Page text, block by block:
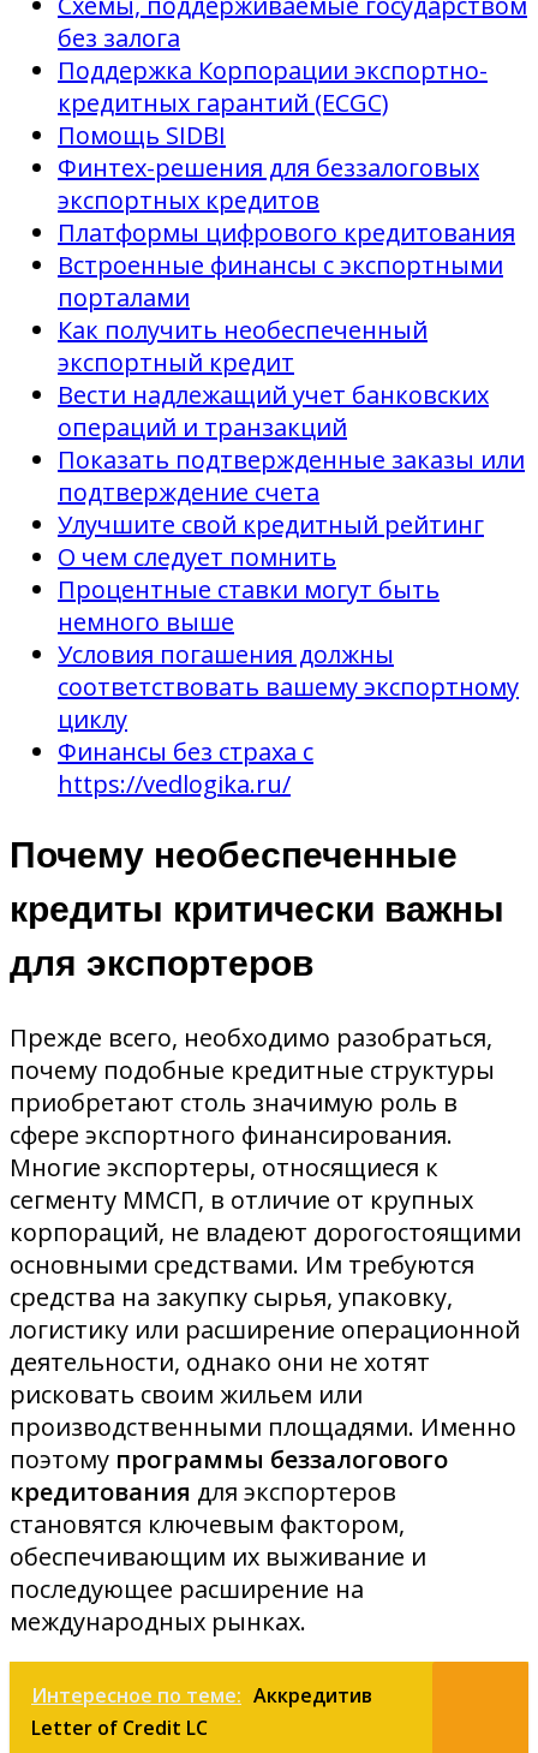
без залога
Поддержка Корпорации экспортно-
кредитных гарантий (ECGC)
Помощь SIDBI
Финтех-решения для беззалоговых
экспортных кредитов
Платформы цифрового кредитования
Встроенные финансы с экспортными
порталами
Как получить необеспеченный
экспортный кредит
Вести надлежащий учет банковских
операций и транзакций
Показать подтвержденные заказы или
подтверждение счета
Улучшите свой кредитный рейтинг
О чем следует помнить
Процентные ставки могут быть
немного выше
Условия погашения должны
соответствовать вашему экспортному
циклу
Финансы без страха с
https://vedlogika.ru/
Почему необеспеченные
кредиты критически важны
для экспортеров
Прежде всего, необходимо разобраться,
почему подобные кредитные структуры
приобретают столь значимую роль в
сфере экспортного финансирования.
Многие экспортеры, относящиеся к
сегменту ММСП, в отличие от крупных
корпораций, не владеют дорогостоящими
основными средствами. Им требуются
средства на закупку сырья, упаковку,
логистику или расширение операционной
деятельности, однако они не хотят
рисковать своим жильем или
производственными площадями. Именно
поэтому программы беззалогового
кредитования для экспортеров
становятся ключевым фактором,
обеспечивающим их выживание и
последующее расширение на
международных рынках.
Интересное по теме: Аккредитив
Letter of Credit LC